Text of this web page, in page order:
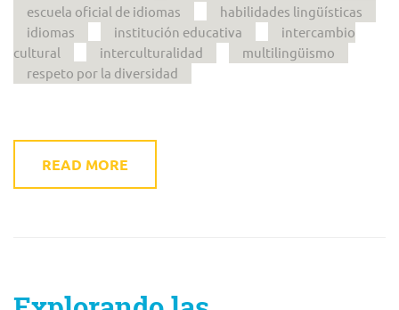
escuela oficial de idiomas
habilidades lingüísticas
idiomas
institución educativa
intercambio
cultural
interculturalidad
multilingüismo
respeto por la diversidad
READ MORE